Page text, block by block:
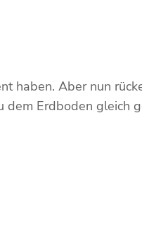
haben. Aber nun
Erdboden gleich